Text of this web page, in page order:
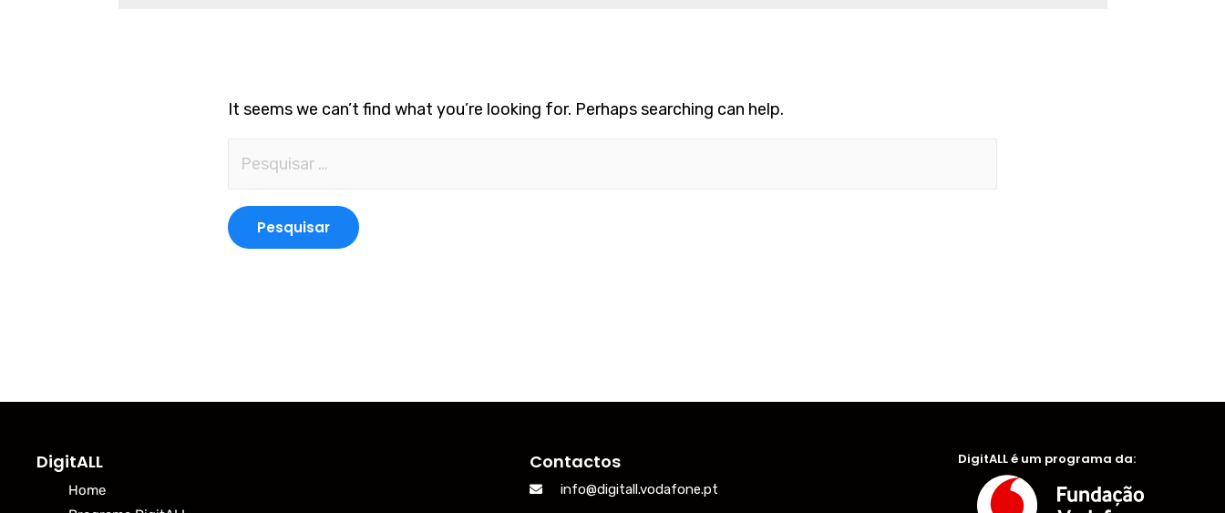
It seems we can’t find what you’re looking for. Perhaps searching can help.
DigitALL
Home
Contactos
info@digitall.vodafone.pt
DigitALL é um programa da: